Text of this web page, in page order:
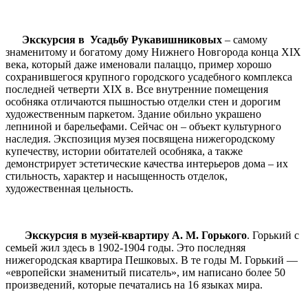
Экскурсия в Усадьбу Рукавишниковых – самому
знаменитому и богатому дому Нижнего Новгорода конца XIX
века, который даже именовали палаццо, пример хорошо
сохранившегося крупного городского усадебного комплекса
последней четверти ХIХ в. Все внутренние помещения
особняка отличаются пышностью отделки стен и дорогим
художественным паркетом. Здание обильно украшено
лепниной и барельефами. Сейчас он – объект культурного
наследия. Экспозиция музея посвящена нижегородскому
купечеству, истории обитателей особняка, а также
демонстрирует эстетические качества интерьеров дома – их
стильность, характер и насыщенность отделок,
художественная цельность.
Экскурсия в музей-квартиру А. М. Горького. Горький с
семьей жил здесь в 1902-1904 годы. Это последняя
нижегородская квартира Пешковых. В те годы М. Горький —
«европейски знаменитый писатель», им написано более 50
произведений, которые печатались на 16 языках мира.